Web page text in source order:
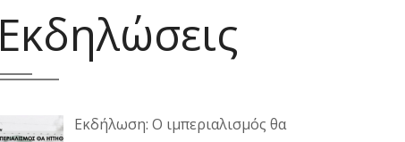
Εκδηλώσεις
Εκδήλωση: Ο ιμπεριαλισμός θα